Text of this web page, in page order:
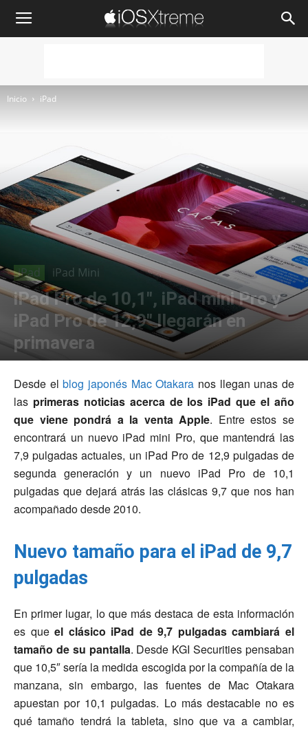
iOSXtreme
Inicio iPad
iPad iPad Mini
iPad Pro de 10,1″, iPad mini Pro y
iPad Pro de 12,9″ llegarán en
primavera
Por Javier Castilla- 0
Desde elblog japonés Mac Otakara nos llegan unas de
las primeras noticias acerca de los iPad que el año
que viene pondrá a la venta Apple. Entre estos se
encontrará un nuevo iPad mini Pro, que mantendrá las
7,9 pulgadas actuales, un iPad Pro de 12,9 pulgadas de
segunda generación y un nuevo iPad Pro de 10,1
pulgadas que dejará atrás las clásicas 9,7 que nos han
acompañado desde 2010.
Nuevo tamaño para el iPad de 9,7
pulgadas
En primer lugar, lo que más destaca de esta información
es queel clásico iPad de 9,7 pulgadas cambiará el
tamaño de su pantalla. Desde KGI Securities pensaban
que 10,5″ sería la medida escogida por la compañía de la
manzana, sin embargo, las fuentes de Mac Otakara
apuestan por 10,1 pulgadas. Lo más destacable no es
qué tamaño tendrá la tableta, sino que va a cambiar,